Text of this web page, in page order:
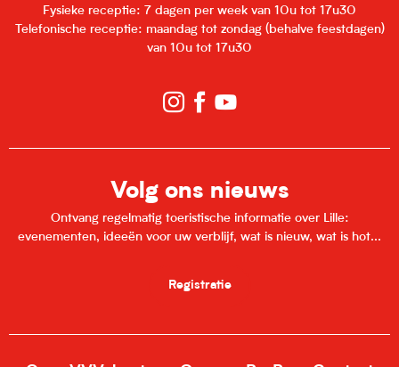
Fysieke receptie: 7 dagen per week van 10u tot 17u30
Telefonische receptie: maandag tot zondag (behalve feestdagen)
van 10u tot 17u30
Volg ons nieuws
Ontvang regelmatig toeristische informatie over Lille:
evenementen, ideeën voor uw verblijf, wat is nieuw, wat is hot...
Registratie